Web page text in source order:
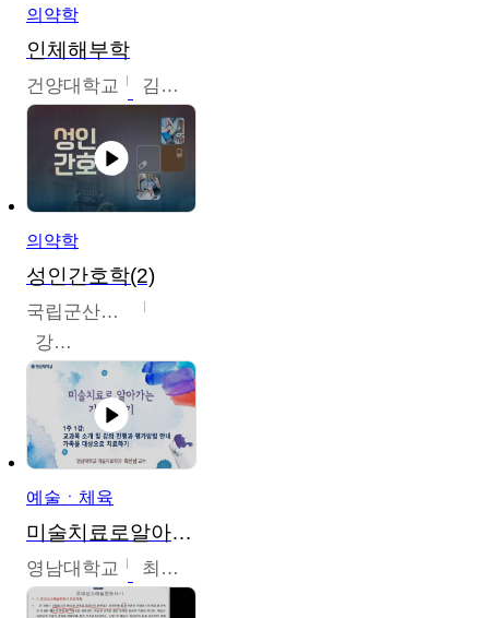
의약학
인체해부학
건양대학교 김철태
의약학
성인간호학(2)
국립군산대학교
강경아
예술ㆍ체육
미술치료로알아가는가족이야기
영남대학교 최선남